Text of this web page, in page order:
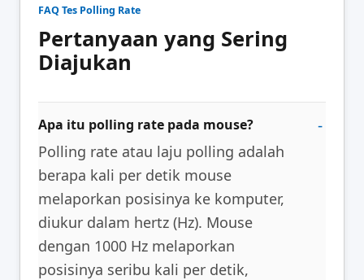
FAQ Tes Polling Rate
Pertanyaan yang Sering
Diajukan
Apa itu polling rate pada mouse?
Polling rate atau laju polling adalah
berapa kali per detik mouse
melaporkan posisinya ke komputer,
diukur dalam hertz (Hz). Mouse
dengan 1000 Hz melaporkan
posisinya seribu kali per detik,